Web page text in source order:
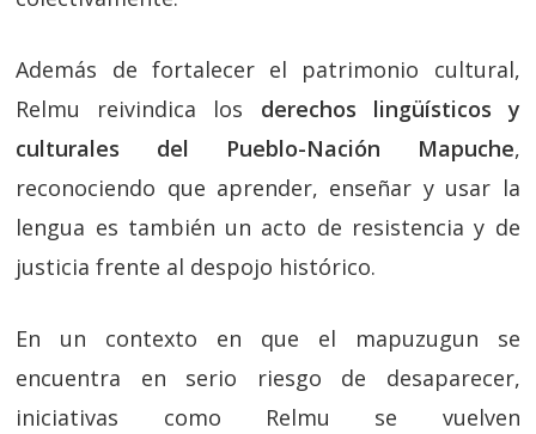
Además de fortalecer el patrimonio cultural,
Relmu reivindica los derechos lingüísticos y
culturales del Pueblo-Nación Mapuche,
reconociendo que aprender, enseñar y usar la
lengua es también un acto de resistencia y de
justicia frente al despojo histórico.
En un contexto en que el mapuzugun se
encuentra en serio riesgo de desaparecer,
iniciativas como Relmu se vuelven